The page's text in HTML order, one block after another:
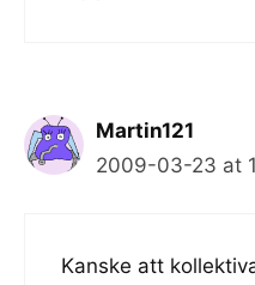
Martin121
2009-03-23 at
Kanske att